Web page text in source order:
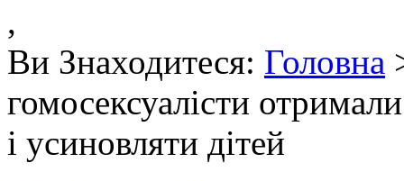
,
Ви Знаходитеся: Головна
гомосексуалісти
і усиновляти дітей